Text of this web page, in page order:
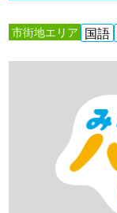
市街地エリア 国語